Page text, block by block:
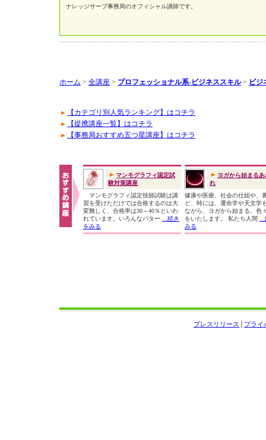
ナレッジサーブ事務局のオフィシャル講師です。
ホーム > 全講座 > プロフェッショナル系-ビジネススキル> ビジ
【カテゴリ別人気ランキング】はコチラ
【提携講座一覧】はコチラ
【事務局おすすめ五つ星講座】はコチラ
マンモグラフィ認定試
験対策講座
マンモグラフィ認定技師試験は講
習を受けただけでは合格するのは大
変難しく、合格率は30～40％といわ
れています。いろんなパター
...続き
をみる
ヨガから始まるあ
れ
健康や医療、社会の仕組や、
ど、時には、運命学や天文学
ながら、ヨガから始まる、色
をいたします。 私たち人間
みる
プライ
プレスリリース